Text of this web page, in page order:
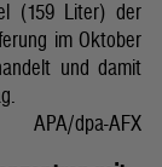
(159 Liter) der
im Oktober
und damit
APA/dpa-AFX